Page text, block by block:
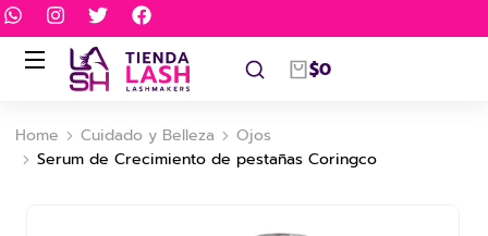
$0
You are here:
Home Cuidado y Belleza
Ojos
Serum de Crecimiento de pestañas Coringco